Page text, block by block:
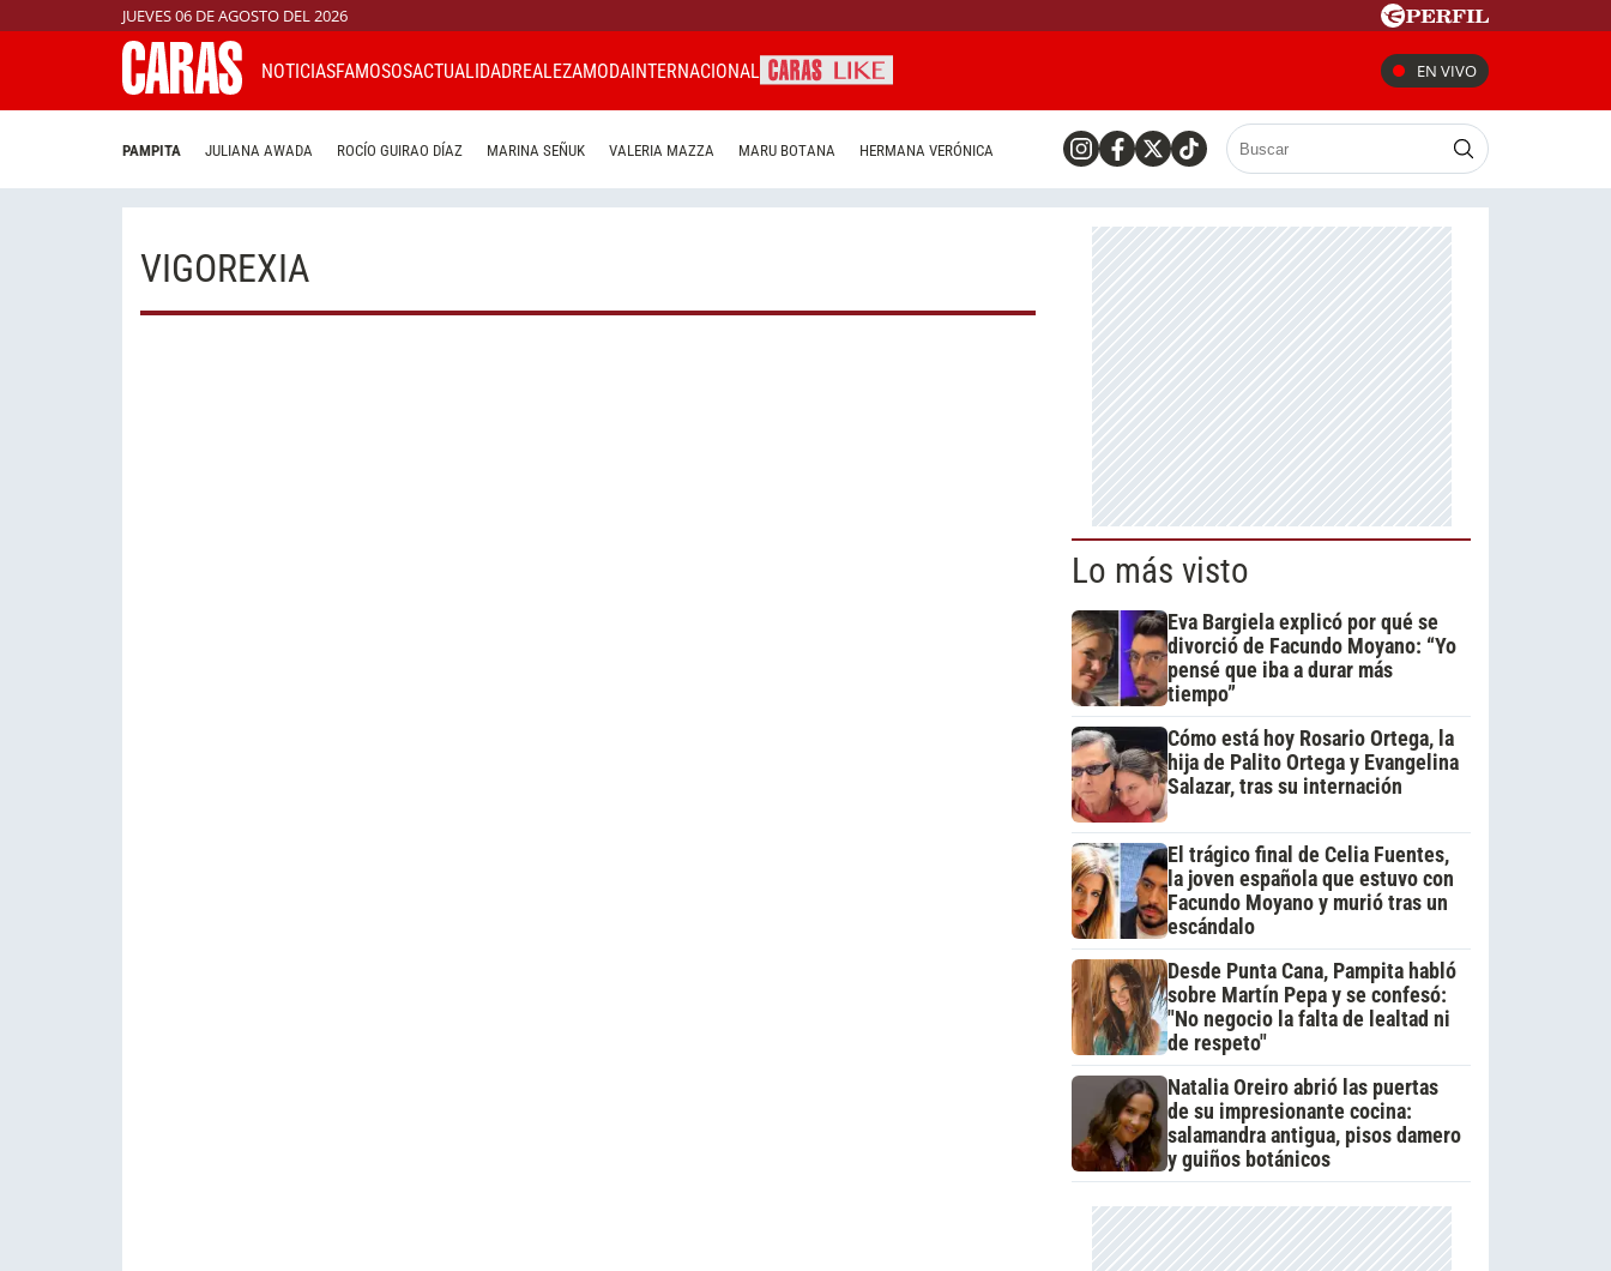
JUEVES 06 DE AGOSTO DEL 2026
NOTICIASFAMOSOSACTUALIDADREALEZAMODAINTERNACIONAL EN VIVO
PAMPITA JULIANA AWADA ROCÍO GUIRAO DÍAZ MARINA SEÑUK VALERIA MAZZA MARU BOTANA HERMANA VERÓNICA
VIGOREXIA
Lo más visto
Eva Bargiela explicó por qué se
divorció de Facundo Moyano: “Yo
pensé que iba a durar más
tiempo”
Cómo está hoy Rosario Ortega, la
hija de Palito Ortega y Evangelina
Salazar, tras su internación
El trágico final de Celia Fuentes,
la joven española que estuvo con
Facundo Moyano y murió tras un
escándalo
Desde Punta Cana, Pampita habló
sobre Martín Pepa y se confesó:
"No negocio la falta de lealtad ni
de respeto"
Natalia Oreiro abrió las puertas
de su impresionante cocina:
salamandra antigua, pisos damero
y guiños botánicos